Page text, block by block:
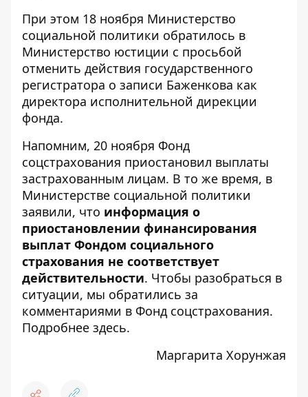
При этом 18 ноября Министерство
социальной политики обратилось в
Министерство юстиции с просьбой
отменить действия государственного
регистратора о записи Баженкова как
директора исполнительной дирекции
фонда.
Напомним, 20 ноября Фонд
соцстрахования приостановил выплаты
застрахованным лицам. В то же время, в
Министерстве социальной политики
заявили, что информация о
приостановлении финансирования
выплат Фондом социального
страхования не соответствует
действительности. Чтобы разобраться в
ситуации, мы обратились за
комментариями в Фонд соцстрахования.
Подробнее здесь.
Маргарита Хорунжая